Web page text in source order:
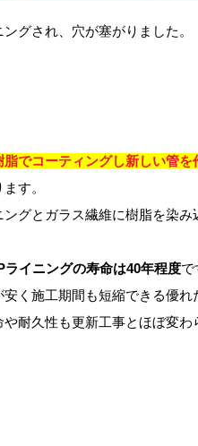
グされ、穴が塞がりました。
でコーティングし新しい管を
す。
グとガラス繊維に樹脂を染
イニングの寿命は40年程度で
く施工期間も短縮できる優れ
耐久性も更新工事とほぼ変